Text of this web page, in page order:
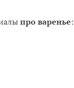
про варенье: